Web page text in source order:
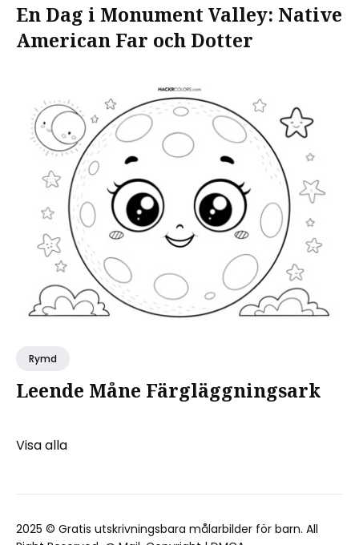
En Dag i Monument Valley: Native
American Far och Dotter
Rymd
Leende Måne Färgläggningsark
Visa alla
2025 © Gratis utskrivningsbara målarbilder för barn. All